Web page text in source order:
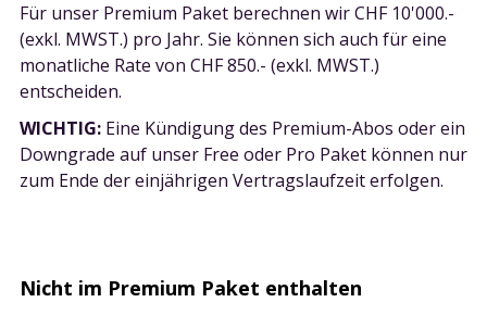
Für unser Premium Paket berechnen wir CHF 10'000.-
(exkl. MWST.) pro Jahr. Sie können sich auch für eine
monatliche Rate von CHF 850.- (exkl. MWST.)
entscheiden.
WICHTIG: Eine Kündigung des Premium-Abos oder ein
Downgrade auf unser Free oder Pro Paket können nur
zum Ende der einjährigen Vertragslaufzeit erfolgen.
Nicht im Premium Paket enthalten